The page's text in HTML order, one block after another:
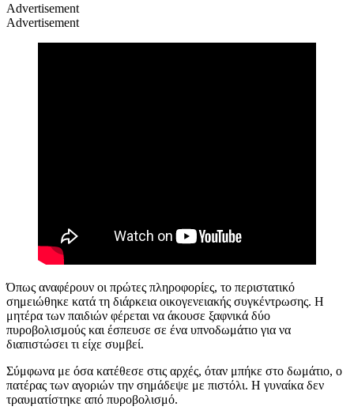
Advertisement
Advertisement
Όπως αναφέρουν οι πρώτες πληροφορίες, το περιστατικό
σημειώθηκε κατά τη διάρκεια οικογενειακής συγκέντρωσης. Η
μητέρα των παιδιών φέρεται να άκουσε ξαφνικά δύο
πυροβολισμούς και έσπευσε σε ένα υπνοδωμάτιο για να
διαπιστώσει τι είχε συμβεί.
Σύμφωνα με όσα κατέθεσε στις αρχές, όταν μπήκε στο δωμάτιο, ο
πατέρας των αγοριών την σημάδεψε με πιστόλι. Η γυναίκα δεν
τραυματίστηκε από πυροβολισμό.